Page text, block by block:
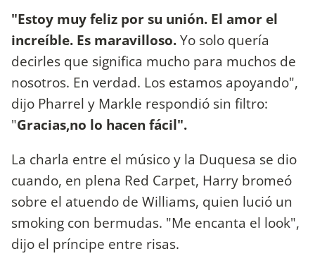
"Estoy muy feliz por su unión. El amor el
increíble. Es maravilloso.Yo solo quería
decirles que significa mucho para muchos de
nosotros. En verdad. Los estamos apoyando",
dijo Pharrel y Markle respondió sin filtro:
"Gracias,no lo hacen fácil".
La charla entre el músico y la Duquesa se dio
cuando, en plena Red Carpet, Harry bromeó
sobre el atuendo de Williams, quien lució un
smoking con bermudas. "Me encanta el look",
dijo el príncipe entre risas.